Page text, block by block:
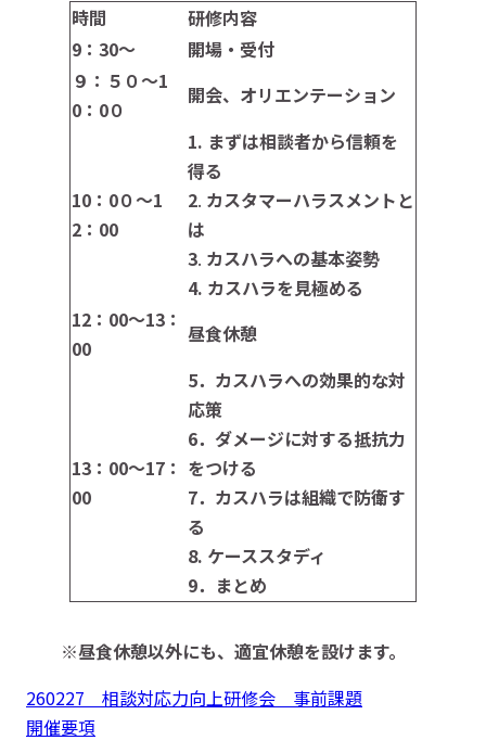
時間
研修内容
9 ：30～
開場・受付
９：５０～1
0：0０
開会、オリエンテーション
10 ：0０～1
2：00
1. まずは相談者から信頼を
得る
2. カスタマーハラスメントと
は
3. カスハラへの基本姿勢
4. カスハラを見極める
12 ：00～13：
00
昼食休憩
13 ：00～17：
00
5．カスハラへの効果的な対
応策
6．ダメージに対する抵抗力
をつける
7．カスハラは組織で防衛す
る
8. ケーススタディ
9．まとめ
※昼食休憩以外にも、適宜休憩を設けます。
260227 相談対応力向上研修会 事前課題
開催要項